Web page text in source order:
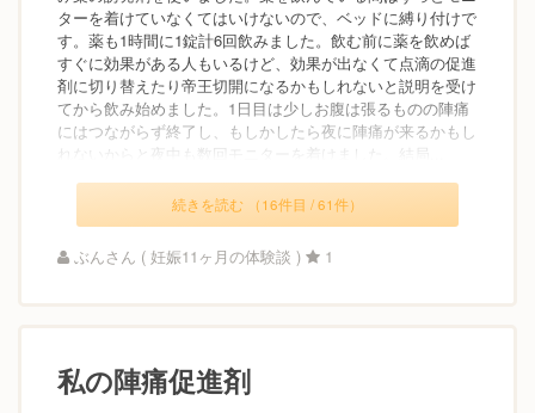
ターを着けていなくてはいけないので、ベッドに縛り付けで
す。薬も1時間に1錠計6回飲みました。飲む前に薬を飲めば
すぐに効果がある人もいるけど、効果が出なくて点滴の促進
剤に切り替えたり帝王切開になるかもしれないと説明を受け
てから飲み始めました。1日目は少しお腹は張るものの陣痛
にはつながらず終了し、もしかしたら夜に陣痛が来るかもし
れないからと夜中も数回モニターを着けました。結局...
続きを読む （16件目 / 61件）
ぶんさん ( 妊娠11ヶ月の体験談 ) 1
私の陣痛促進剤